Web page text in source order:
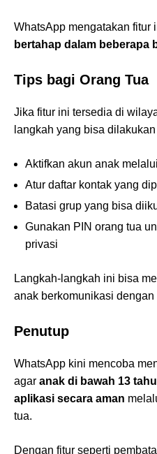
WhatsApp mengatakan fitur
bertahap dalam beberapa
Tips bagi Orang Tua
Jika fitur ini tersedia di
langkah yang bisa
Aktifkan akun anak
Atur daftar kontak yang
Batasi grup yang bisa
Gunakan PIN orang tua
privasi
Langkah-langkah ini bisa
anak berkomunikasi
Penutup
WhatsApp kini mencoba
agar anak di bawah 13
aplikasi secara aman
tua.
Dengan fitur seperti